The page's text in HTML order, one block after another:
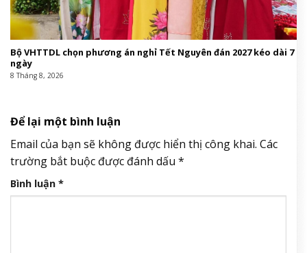
Bộ VHTTDL chọn phương án nghỉ Tết Nguyên đán 2027 kéo dài 7
ngày
8 Tháng 8, 2026
Để lại một bình luận
Email của bạn sẽ không được hiển thị công khai. Các
trường bắt buộc được đánh dấu *
Bình luận *